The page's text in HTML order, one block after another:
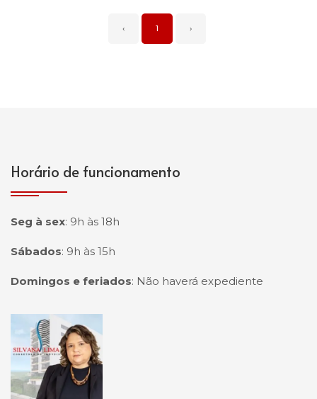
‹ 1 ›
Horário de funcionamento
Seg à sex: 9h às 18h
Sábados: 9h às 15h
Domingos e feriados: Não haverá expediente
Página inicial